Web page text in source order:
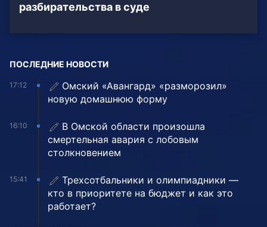
разбирательства в суде
ПОСЛЕДНИЕ НОВОСТИ
17:12
Омский «Авангард» «разморозил»
новую домашнюю форму
16:10
В Омской области произошла
смертельная авария с лобовым
столкновением
15:41
Трехсотбальники и олимпиадники —
кто в приоритете на бюджет и как это
работает?